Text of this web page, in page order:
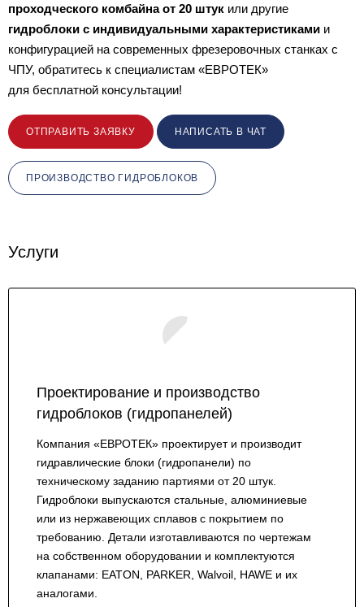
проходческого комбайна от 20 штук или другие
гидроблоки с индивидуальными характеристиками и
конфигурацией на современных фрезеровочных станках с
ЧПУ, обратитесь к специалистам «ЕВРОТЕК»
для бесплатной консультации!
ОТПРАВИТЬ ЗАЯВКУ НАПИСАТЬ В ЧАТ
ПРОИЗВОДСТВО ГИДРОБЛОКОВ
Услуги
Проектирование и производство
гидроблоков (гидропанелей)
Компания «ЕВРОТЕК» проектирует и производит
гидравлические блоки (гидропанели) по
техническому заданию партиями от 20 штук.
Гидроблоки выпускаются стальные, алюминиевые
или из нержавеющих сплавов с покрытием по
требованию. Детали изготавливаются по чертежам
на собственном оборудовании и комплектуются
клапанами: EATON, PARKER, Walvoil, HAWE и их
аналогами.